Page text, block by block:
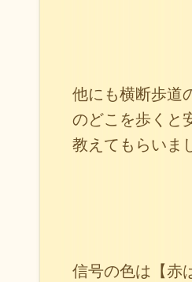
他にも横断歩道
のどこを歩くと
教えてもらいま
信号の色は【赤